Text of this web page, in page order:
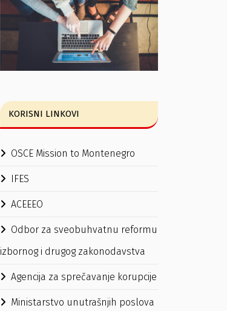
KORISNI LINKOVI
OSCE Mission to Montenegro
IFES
ACEEEO
Odbor za sveobuhvatnu reformu
izbornog i drugog zakonodavstva
Agencija za sprečavanje korupcije
Ministarstvo unutrašnjih poslova